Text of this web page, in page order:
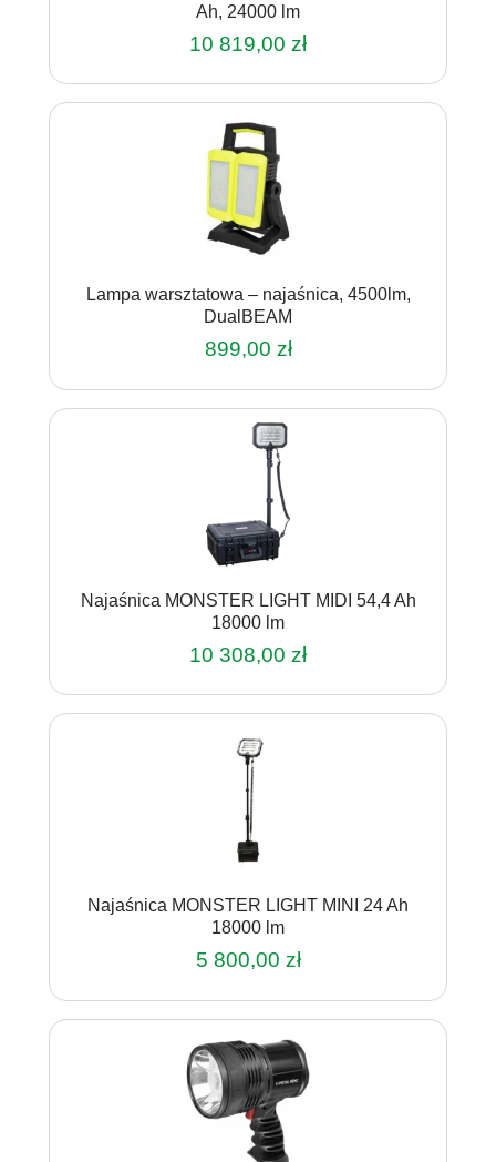
Ah, 24000 lm
10 819,00 zł
Lampa warsztatowa – najaśnica, 4500lm,
DualBEAM
899,00 zł
Najaśnica MONSTER LIGHT MIDI 54,4 Ah
18000 lm
10 308,00 zł
Najaśnica MONSTER LIGHT MINI 24 Ah
18000 lm
5 800,00 zł